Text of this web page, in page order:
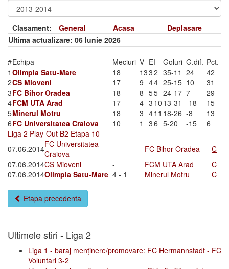
Clasament: General Acasa
Deplasare
Ultima actualizare: 06 Iunie 2026
#Echipa Meciuri V EI Goluri G.dif. Pct.
1 Olimpia Satu-Mare 18 1332 35-11 24
42
2CS Mioveni 17 9 44 25-15 10
31
3FC Bihor Oradea 18 8 55 24-17 7
29
4FCM UTA Arad 17 4 3 10 13-31 -18
15
5Minerul Motru 18 3 411 18-26 -8
13
6FC Universitatea Craiova 10 1 36 5-20 -15
6
Liga 2 Play-Out B2 Etapa 10
07.06.2014FC Universitatea
Craiova
- FC Bihor Oradea
C
07.06.2014CS Mioveni - FCM UTA Arad
C
07.06.2014Olimpia Satu-Mare 4 - 1 Minerul Motru C
Etapa precedenta
Ultimele stiri - Liga 2
Liga 1 - baraj menținere/promovare: FC Hermannstadt - FC
Voluntari 3-2